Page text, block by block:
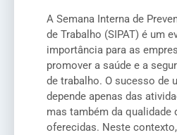
A Semana Interna de
de Trabalho (SIPAT) é um
importância para as
promover a saúde e a
de trabalho. O sucesso de
depende apenas das
mas também da qualidade
oferecidas. Neste